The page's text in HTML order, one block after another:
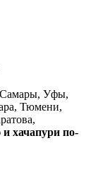
Самары, Уфы,
Тюмени,
хачапури по-